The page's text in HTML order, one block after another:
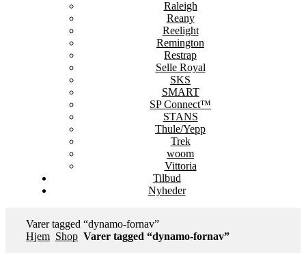
Raleigh
Reany
Reelight
Remington
Restrap
Selle Royal
SKS
SMART
SP Connect™
STANS
Thule/Yepp
Trek
woom
Vittoria
Tilbud
Nyheder
Varer tagged “dynamo-fornav”
Hjem Shop Varer tagged “dynamo-fornav”